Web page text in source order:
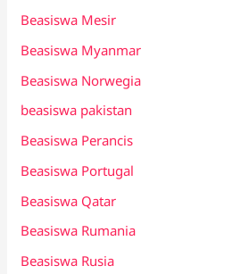
Beasiswa Mesir
Beasiswa Myanmar
Beasiswa Norwegia
beasiswa pakistan
Beasiswa Perancis
Beasiswa Portugal
Beasiswa Qatar
Beasiswa Rumania
Beasiswa Rusia